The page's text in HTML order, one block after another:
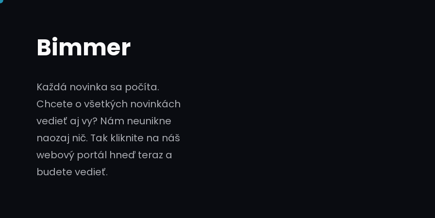
contentBimmer
Každá novinka sa počíta.
Chcete o všetkých novinkách
vedieť aj vy? Nám neunikne
naozaj nič. Tak kliknite na náš
webový portál hneď teraz a
budete vedieť.